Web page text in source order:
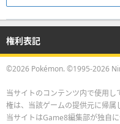
権利表記
©2026 Pokémon. ©1995-2026
当サイトのコンテンツ内で使用
権は、当該ゲームの提供元に帰属
当サイトはGame8編集部が独自